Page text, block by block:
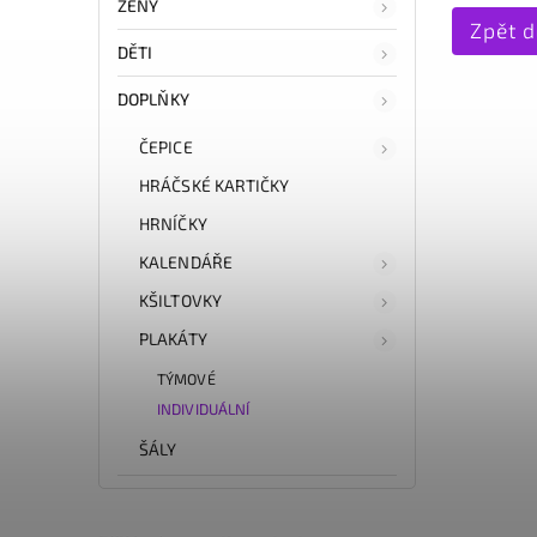
ŽENY
DĚTI
DOPLŇKY
ČEPICE
HRÁČSKÉ KARTIČKY
HRNÍČKY
KALENDÁŘE
KŠILTOVKY
PLAKÁTY
TÝMOVÉ
INDIVIDUÁLNÍ
ŠÁLY
Zpět